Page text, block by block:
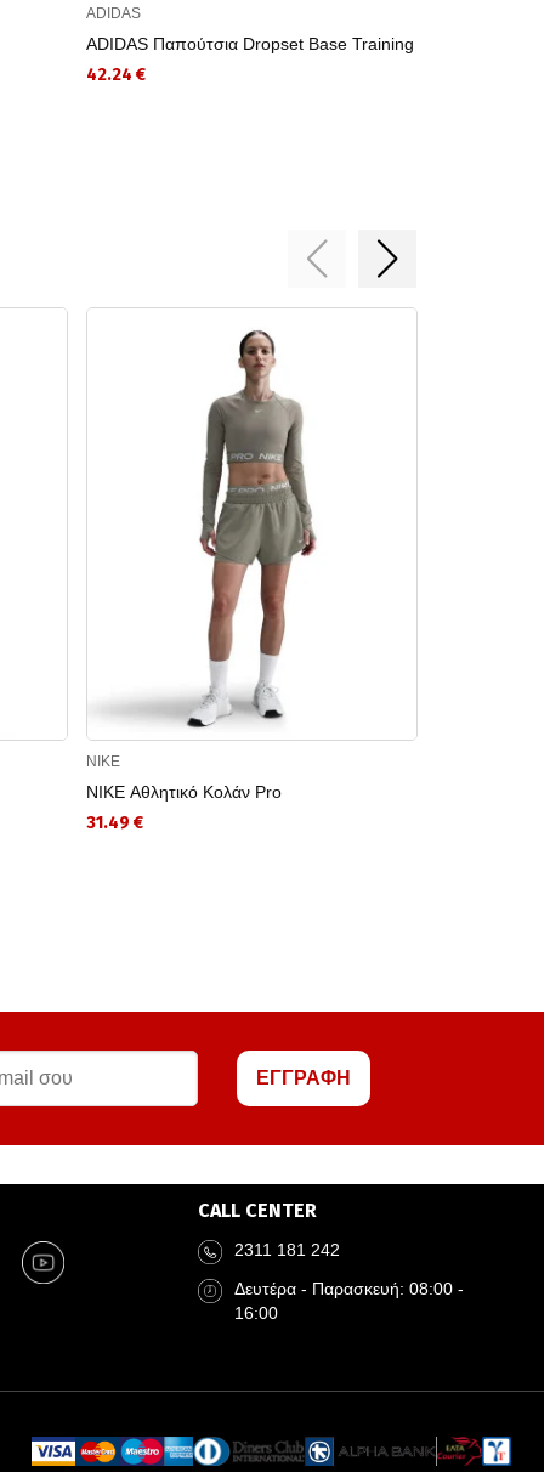
ADIDAS
ADIDAS Παπούτσια Dropset Base Training
42.24 €
NIKE
NIKE Αθλητικό Κολάν Pro
31.49 €
ΕΓΓΡΑΦΗ
CALL CENTER
2311 181 242
Δευτέρα - Παρασκευή: 08:00 -
16:00